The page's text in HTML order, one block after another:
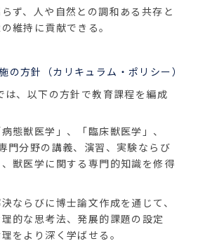
ず、人や自然との調和ある共存と
維持に貢献できる。
の方針（カリキュラム・ポリシー）
は、以下の方針で教育課程を編成
態獣医学」、「臨床獣医学」、
門分野の講義、演習、実験ならび
獣医学に関する専門的知識を修得
ならびに博士論文作成を通じて、
的な思考法、発展的課題の設定
をより深く学ばせる。